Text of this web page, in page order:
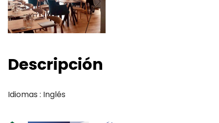
Descripción
Idiomas : Inglés